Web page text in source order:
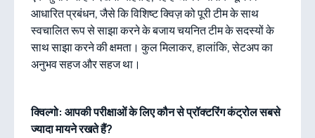
आधारित प्रबंधन, जैसे कि विशिष्ट क्विज़ को पूरी टीम के साथ
स्वचालित रूप से साझा करने के बजाय चयनित टीम के सदस्यों के
साथ साझा करने की क्षमता। कुल मिलाकर, हालांकि, सेटअप का
अनुभव सहज और सहज था।
क्विल्गो: आपकी परीक्षाओं के लिए कौन से प्रॉक्टरिंग कंट्रोल सबसे
ज्यादा मायने रखते हैं?